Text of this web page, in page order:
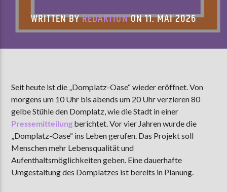
LIVE IT DOWN
TYLER BALLGAME
AKTUELLE SENDUNG
COFFEESHOP
09:00 12:00
WRITTEN BYREDAKTIONON 11. MAI 2026
Seit heute ist die „Domplatz-Oase“ wieder eröffnet. Von
morgens um 10 Uhr bis abends um 20 Uhr verzieren 80
gelbe Stühle den Domplatz, wie die Stadt in einer
Pressemitteilung berichtet. Vor vier Jahren wurde die
„Domplatz-Oase“ ins Leben gerufen. Das Projekt soll
Menschen mehr Lebensqualität und
Aufenthaltsmöglichkeiten geben. Eine dauerhafte
Umgestaltung des Domplatzes ist bereits in Planung.